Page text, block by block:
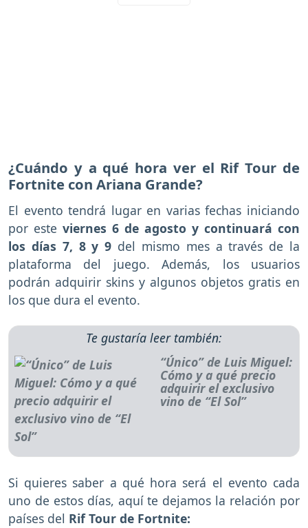
¿Cuándo y a qué hora ver el Rif Tour de
Fortnite con Ariana Grande?
El evento tendrá lugar en varias fechas iniciando
por este viernes 6 de agosto y continuará con
los días 7, 8 y 9 del mismo mes a través de la
plataforma del juego. Además, los usuarios
podrán adquirir skins y algunos objetos gratis en
los que dura el evento.
Te gustaría leer también:
“Único” de Luis Miguel:
Cómo y a qué precio
adquirir el exclusivo
vino de “El Sol”
Si quieres saber a qué hora será el evento cada
uno de estos días, aquí te dejamos la relación por
países del Rif Tour de Fortnite: